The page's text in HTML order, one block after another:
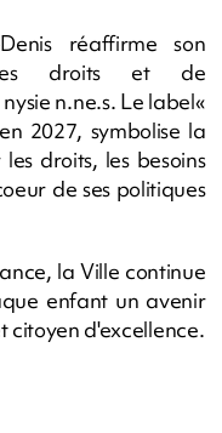
réaffirme son
droits et de
n.ne.s. Le label«
2027, symbolise la
droits, les besoins
de ses politiques
la Ville continue
enfant un avenir
citoyen d'excellence.